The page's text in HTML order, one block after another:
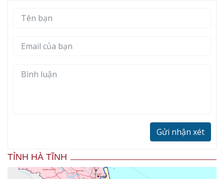
Gửi nhận xét
TỈNH HÀ TĨNH